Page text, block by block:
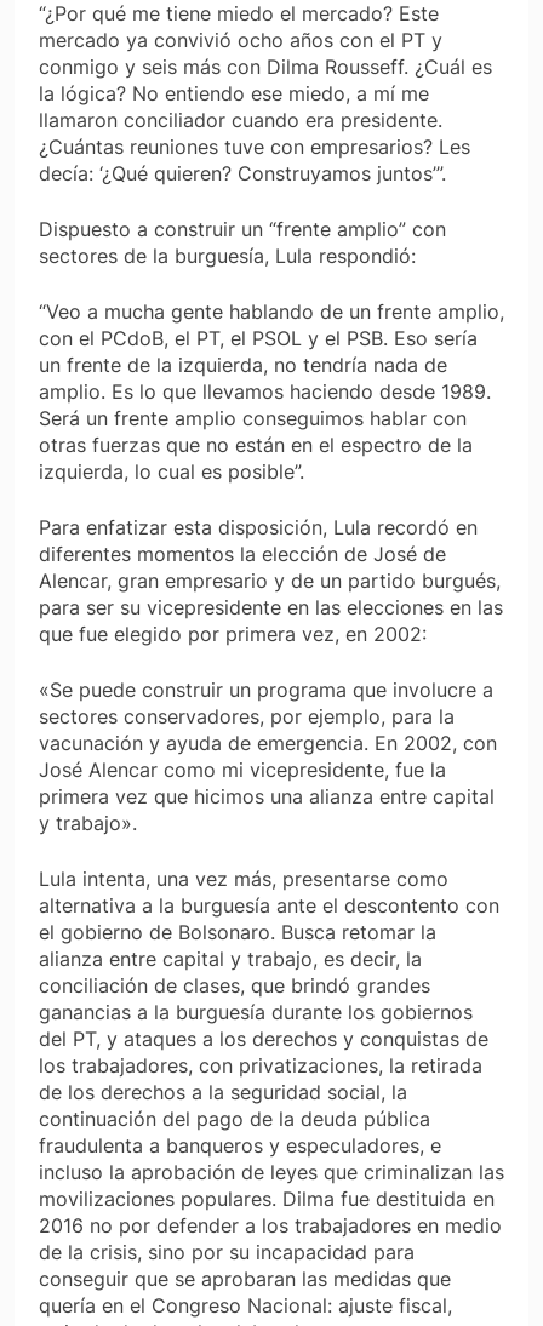
“¿Por qué me tiene miedo el mercado? Este
mercado ya convivió ocho años con el PT y
conmigo y seis más con Dilma Rousseff. ¿Cuál es
la lógica? No entiendo ese miedo, a mí me
llamaron conciliador cuando era presidente.
¿Cuántas reuniones tuve con empresarios? Les
decía: ‘¿Qué quieren? Construyamos juntos’”.
Dispuesto a construir un “frente amplio” con
sectores de la burguesía, Lula respondió:
“Veo a mucha gente hablando de un frente amplio,
con el PCdoB, el PT, el PSOL y el PSB. Eso sería
un frente de la izquierda, no tendría nada de
amplio. Es lo que llevamos haciendo desde 1989.
Será un frente amplio conseguimos hablar con
otras fuerzas que no están en el espectro de la
izquierda, lo cual es posible”.
Para enfatizar esta disposición, Lula recordó en
diferentes momentos la elección de José de
Alencar, gran empresario y de un partido burgués,
para ser su vicepresidente en las elecciones en las
que fue elegido por primera vez, en 2002:
«Se puede construir un programa que involucre a
sectores conservadores, por ejemplo, para la
vacunación y ayuda de emergencia. En 2002, con
José Alencar como mi vicepresidente, fue la
primera vez que hicimos una alianza entre capital
y trabajo».
Lula intenta, una vez más, presentarse como
alternativa a la burguesía ante el descontento con
el gobierno de Bolsonaro. Busca retomar la
alianza entre capital y trabajo, es decir, la
conciliación de clases, que brindó grandes
ganancias a la burguesía durante los gobiernos
del PT, y ataques a los derechos y conquistas de
los trabajadores, con privatizaciones, la retirada
de los derechos a la seguridad social, la
continuación del pago de la deuda pública
fraudulenta a banqueros y especuladores, e
incluso la aprobación de leyes que criminalizan las
movilizaciones populares. Dilma fue destituida en
2016 no por defender a los trabajadores en medio
de la crisis, sino por su incapacidad para
conseguir que se aprobaran las medidas que
quería en el Congreso Nacional: ajuste fiscal,